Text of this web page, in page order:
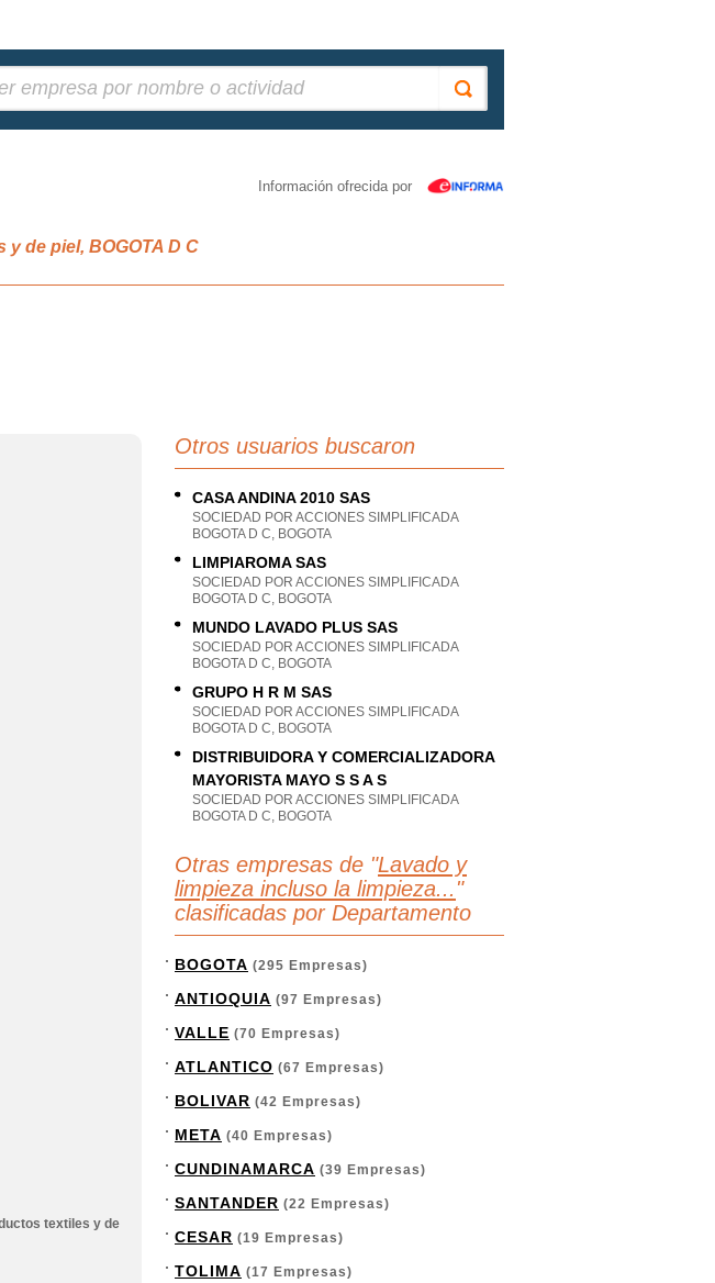
Información ofrecida por
de piel, BOGOTA D C
textiles y de
Otros usuarios buscaron
CASA ANDINA 2010 SAS
SOCIEDAD POR ACCIONES SIMPLIFICADA
BOGOTA D C, BOGOTA
LIMPIAROMA SAS
SOCIEDAD POR ACCIONES SIMPLIFICADA
BOGOTA D C, BOGOTA
MUNDO LAVADO PLUS SAS
SOCIEDAD POR ACCIONES SIMPLIFICADA
BOGOTA D C, BOGOTA
GRUPO H R M SAS
SOCIEDAD POR ACCIONES SIMPLIFICADA
BOGOTA D C, BOGOTA
DISTRIBUIDORA Y COMERCIALIZADORA
MAYORISTA MAYO S S A S
SOCIEDAD POR ACCIONES SIMPLIFICADA
BOGOTA D C, BOGOTA
Otras empresas de "Lavado y
limpieza incluso la limpieza... "
clasificadas por Departamento
BOGOTA (295 Empresas)
ANTIOQUIA (97 Empresas)
VALLE (70 Empresas)
ATLANTICO (67 Empresas)
BOLIVAR (42 Empresas)
META (40 Empresas)
CUNDINAMARCA (39 Empresas)
SANTANDER (22 Empresas)
CESAR (19 Empresas)
TOLIMA (17 Empresas)